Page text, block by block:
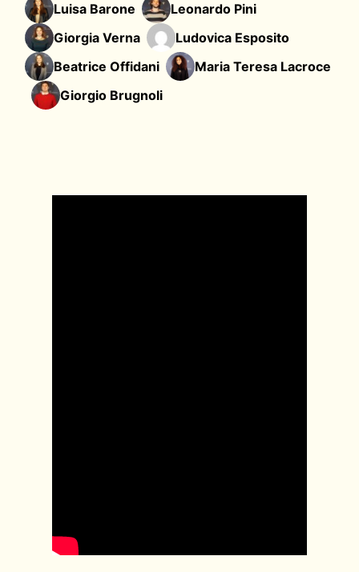
Luisa Barone
Leonardo Pini
Giorgia Verna
Ludovica Esposito
Beatrice Offidani
Maria Teresa Lacroce
Giorgio Brugnoli